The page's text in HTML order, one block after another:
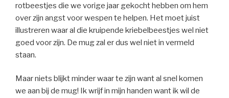
rotbeestjes die we vorige jaar gekocht hebben om hem
over zijn angst voor wespen te helpen. Het moet juist
illustreren waar al die kruipende kriebelbeestjes wel niet
goed voor zijn. De mug zal er dus wel niet in vermeld
staan.
Maar niets blijkt minder waar te zijn want al snel komen
we aan bij de mug! Ik wrijf in mijn handen want ik wil de